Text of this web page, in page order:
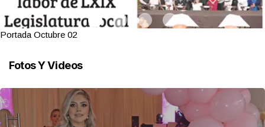
Portada Octubre 02
Fotos Y Videos